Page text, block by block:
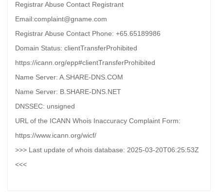
Registrar Abuse Contact Registrant
Email:complaint@gname.com
Registrar Abuse Contact Phone: +65.65189986
Domain Status: clientTransferProhibited
https://icann.org/epp#clientTransferProhibited
Name Server: A.SHARE-DNS.COM
Name Server: B.SHARE-DNS.NET
DNSSEC: unsigned
URL of the ICANN Whois Inaccuracy Complaint Form:
https://www.icann.org/wicf/
>>> Last update of whois database: 2025-03-20T06:25:53Z
<<<